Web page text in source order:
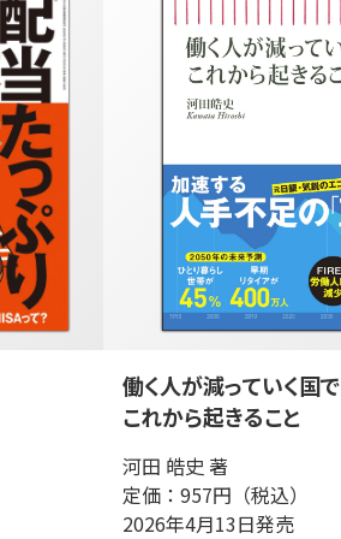
働く人が減っていく国で
これから起きること
河田 皓史 著
定価：957円（税込）
2026年4月13日発売